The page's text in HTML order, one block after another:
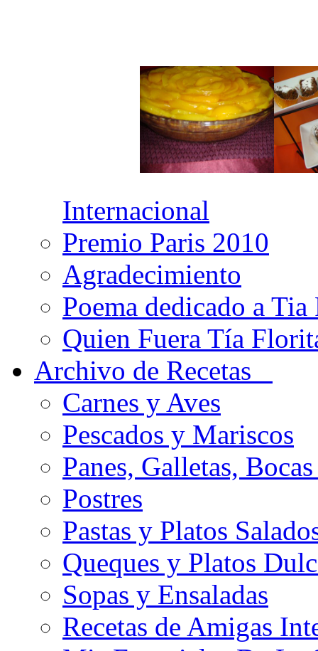
Internacional
Premio Paris 2010
Agradecimiento
Poema dedicado a
Quien Fuera Tía
Archivo de Recetas
Carnes y Aves
Pescados y Mariscos
Panes, Galletas,
Postres
Pastas y Platos
Queques y Platos
Sopas y Ensaladas
Recetas de Amigas